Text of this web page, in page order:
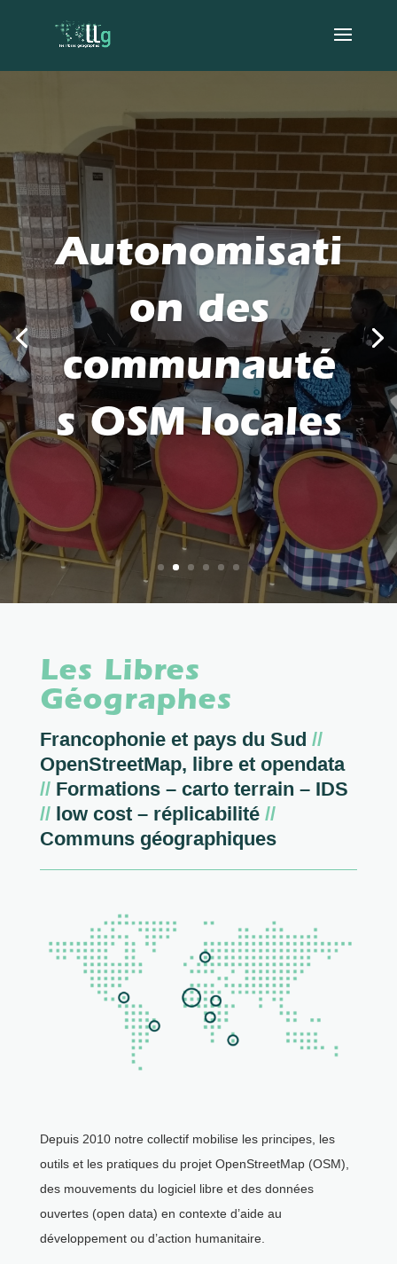
Autonomisati
on des
communauté
s OSM locales
Les Libres
Géographes
Francophonie et pays du Sud //
OpenStreetMap, libre et opendata
//Formations – carto terrain – IDS
//low cost – réplicabilité //
Communs géographiques
Depuis 2010 notre collectif mobilise les principes, les
outils et les pratiques du projet OpenStreetMap (OSM),
des mouvements du logiciel libre et des données
ouvertes (open data) en contexte d’aide au
développement ou d’action humanitaire.